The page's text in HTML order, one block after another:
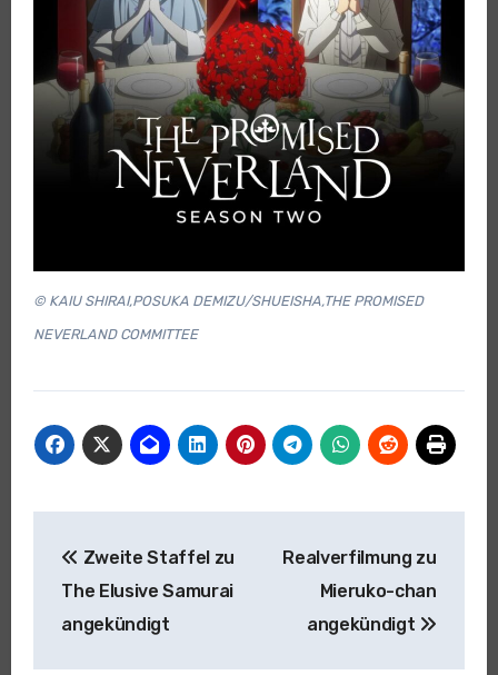
© KAIU SHIRAI,POSUKA DEMIZU/SHUEISHA,THE PROMISED
NEVERLAND COMMITTEE
Zweite Staffel zu
The Elusive Samurai
angekündigt
Realverfilmung zu
Mieruko-chan
angekündigt